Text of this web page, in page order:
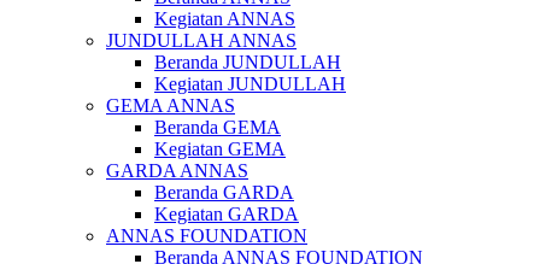
Kegiatan ANNAS
JUNDULLAH ANNAS
Beranda JUNDULLAH
Kegiatan JUNDULLAH
GEMA ANNAS
Beranda GEMA
Kegiatan GEMA
GARDA ANNAS
Beranda GARDA
Kegiatan GARDA
ANNAS FOUNDATION
Beranda ANNAS FOUNDATION